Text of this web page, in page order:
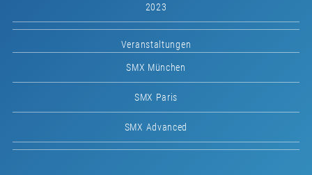
2023
Veranstaltungen
SMX München
SMX Paris
SMX Advanced